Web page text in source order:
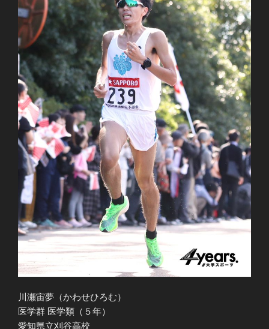
川瀬宙夢（かわせひろむ）
医学群 医学類（５年）
愛知県立刈谷高校